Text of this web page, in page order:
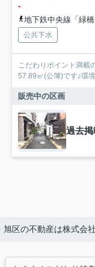
-
地下鉄中央線「緑
公共下水
こだわりポイント満
57.89㎡(公簿)です♪環
販売中の区画
過去
旭区の不動産は株式会